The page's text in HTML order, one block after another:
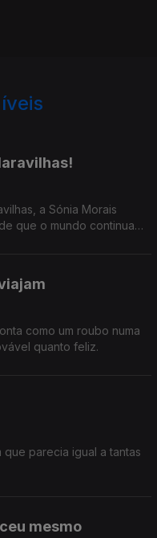
a Sónia Morais
que o mundo continua
como um roubo numa
quanto feliz.
parecia igual a tantas
mesmo